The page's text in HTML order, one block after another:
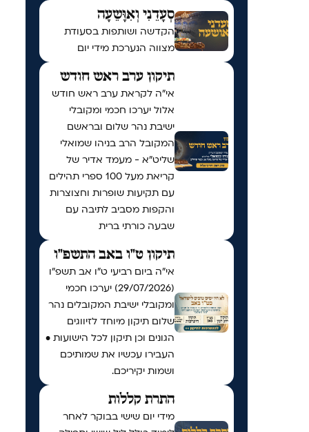
סְעָדֵנִי וְאִוָּשֵעָה
הקדשה ושותפות בסעודת
מצווה הנערכת מידי יום
תיקון ערב ראש חודש
אי"ה לקראת ערב ראש חודש
אלול יערכו חכמי ומקובלי
ישיבת נהר שלום ובראשם
המקובל הרב בניהו שמואלי
שליט״א - מעמד אדיר של
קריאת מעל 100 ספרי תהילים
עם תקיעות שופרות וחצוצרות
והקפות מסביב לתיבה עם
שבעה כורתי ברית
תיקון ט"ו באב התשפ"ו
אי"ה ביום רביעי ט״ו אב תשפ״ו
(29/07/2026) יערכו חכמי
ומקובלי ישיבת המקובלים נהר
שלום תיקון מיוחד לזיווגים
הגונים וכן תיקון לכל הישועות •
העבירו עכשיו את שמותיכם
ושמות יקיריכם.
התרת קללות
מידי יום שישי בבוקר לאחר